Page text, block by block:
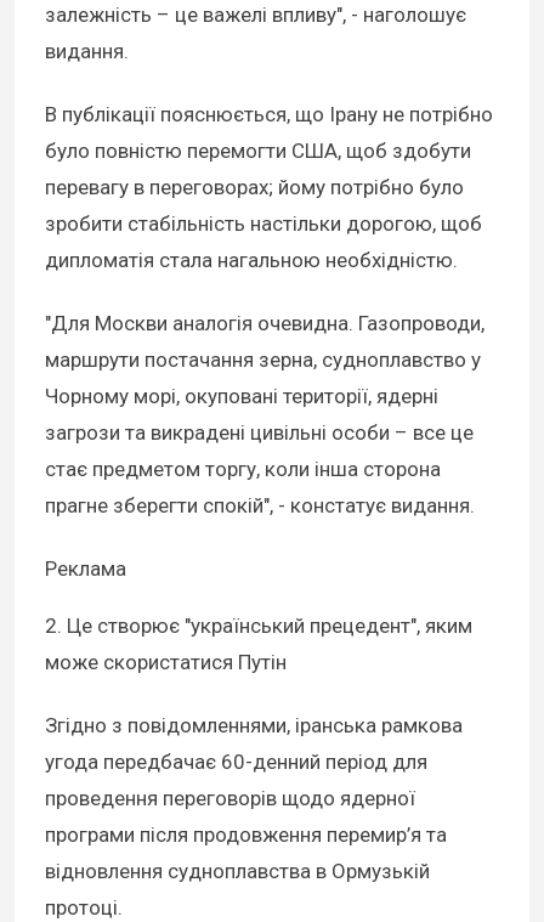
залежність – це важелі впливу", - наголошує
видання.
В публікації пояснюється, що Ірану не потрібно
було повністю перемогти США, щоб здобути
перевагу в переговорах; йому потрібно було
зробити стабільність настільки дорогою, щоб
дипломатія стала нагальною необхідністю.
"Для Москви аналогія очевидна. Газопроводи,
маршрути постачання зерна, судноплавство у
Чорному морі, окуповані території, ядерні
загрози та викрадені цивільні особи – все це
стає предметом торгу, коли інша сторона
прагне зберегти спокій", - констатує видання.
Реклама
2. Це створює "український прецедент", яким
може скористатися Путін
Згідно з повідомленнями, іранська рамкова
угода передбачає 60-денний період для
проведення переговорів щодо ядерної
програми після продовження перемир’я та
відновлення судноплавства в Ормузькій
протоці.